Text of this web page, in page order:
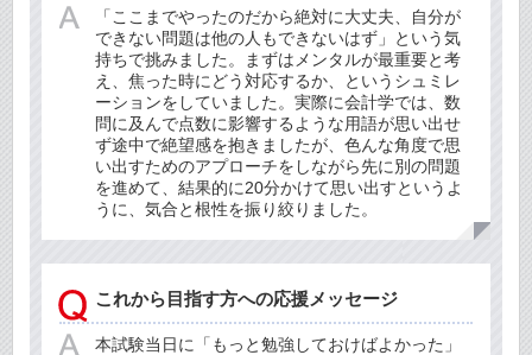
「ここまでやったのだから絶対に大丈夫、自分が
できない問題は他の人もできないはず」という気
持ちで挑みました。まずはメンタルが最重要と考
え、焦った時にどう対応するか、というシュミレ
ーションをしていました。実際に会計学では、数
問に及んで点数に影響するような用語が思い出せ
ず途中で絶望感を抱きましたが、色んな角度で思
い出すためのアプローチをしながら先に別の問題
を進めて、結果的に20分かけて思い出すというよ
うに、気合と根性を振り絞りました。
これから目指す方への応援メッセージ
本試験当日に「もっと勉強しておけばよかった」